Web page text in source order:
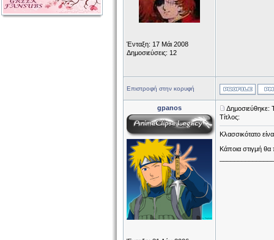
Ένταξη: 17 Μάι 2008
Δημοσιεύσεις: 12
Επιστροφή στην κορυφή
gpanos
Δημοσιεύθηκε:
Τίτλος:
Κλασσικότατο
Κάποια στιγμή θα